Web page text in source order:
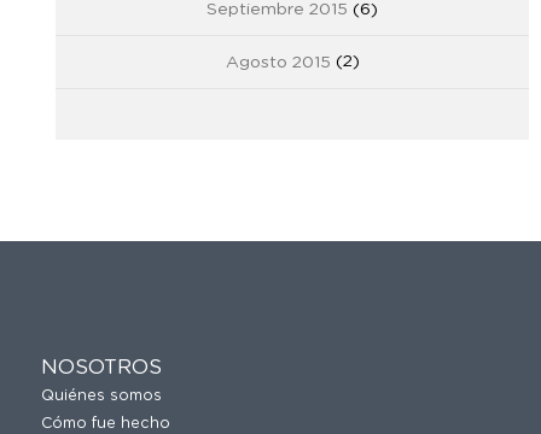
Septiembre 2015 (6)
Agosto 2015 (2)
NOSOTROS
Quiénes somos
Cómo fue hecho